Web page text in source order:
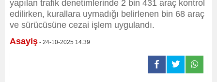
yapılan trafik denetimlerinde 2 bin 431 araç kontrol
edilirken, kurallara uymadığı belirlenen bin 68 araç
ve sürücüsüne cezai işlem uygulandı.
Asayiş - 24-10-2025 14:39